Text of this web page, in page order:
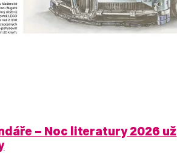
– Noc literatury 2026 už